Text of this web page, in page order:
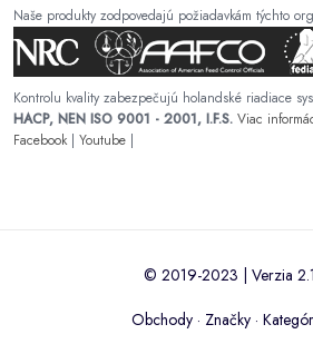
Naše produkty zodpovedajú požiadavkám týchto
Kontrolu kvality zabezpečujú holandské riadiace
HACP, NEN ISO 9001 - 2001, I.F.S. Viac
Facebook| Youtube |
© 2019-2023 | Verzia
Obchody · Značky ·